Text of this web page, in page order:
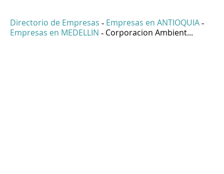
Directorio de Empresas - Empresas en ANTIOQUIA -
Empresas en MEDELLIN - Corporacion Ambient...